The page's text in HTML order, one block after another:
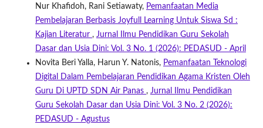
Nur Khafidoh, Rani Setiawaty, Pemanfaatan Media
Pembelajaran Berbasis Joyfull Learning Untuk Siswa Sd :
Kajian Literatur , Jurnal Ilmu Pendidikan Guru Sekolah
Dasar dan Usia Dini: Vol. 3 No. 1 (2026): PEDASUD - April
Novita Beri Yalla, Harun Y. Natonis, Pemanfaatan Teknologi
Digital Dalam Pembelajaran Pendidikan Agama Kristen Oleh
Guru Di UPTD SDN Air Panas , Jurnal Ilmu Pendidikan
Guru Sekolah Dasar dan Usia Dini: Vol. 3 No. 2 (2026):
PEDASUD - Agustus